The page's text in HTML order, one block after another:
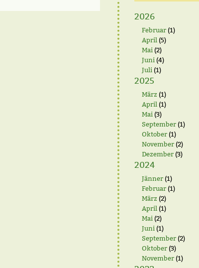
2026
Februar(1)
April (5)
Mai (2)
Juni (4)
Juli (1)
2025
März (1)
April (1)
Mai (3)
September(1)
Oktober(1)
November(2)
Dezember(3)
2024
Jänner(1)
Februar(1)
März (2)
April (1)
Mai (2)
Juni (1)
September(2)
Oktober(3)
November(1)